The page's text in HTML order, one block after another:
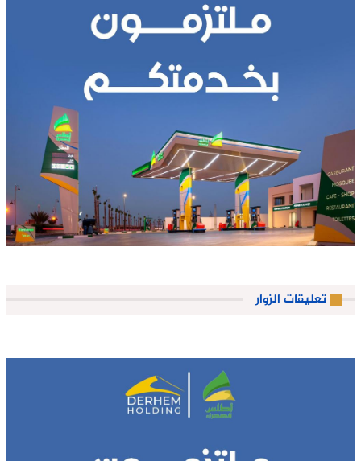
تعليقات الزوار